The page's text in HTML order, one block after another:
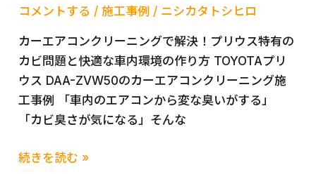
ー
で
の
コメントする /施工事例 / ニシカタトシヒロ
カーエアコンクリーニングで解決！プリウス特有の
カビ問題と快適な車内環境の作り方 TOYOTAプリ
ウス DAA-ZVW50のカーエアコンクリーニング施
工事例 「車内のエアコンから変な臭いがする」
「カビ臭さが気になる」そんな
カ
続きを読む »